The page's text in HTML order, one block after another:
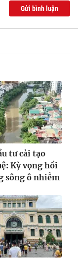
Gửi bình luận
tư cải tạo
Kỳ vọng hồi
sông ô nhiễm